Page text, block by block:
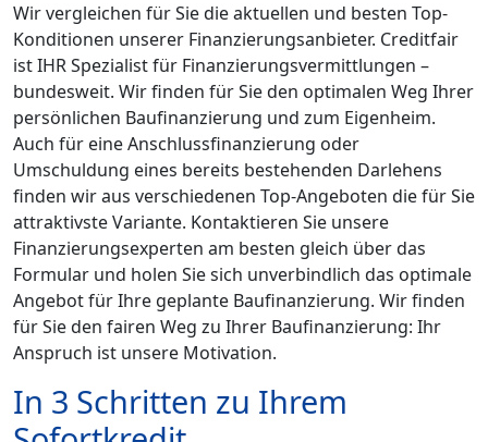
Wir vergleichen für Sie die aktuellen und besten Top-
Konditionen unserer Finanzierungsanbieter. Creditfair
ist IHR Spezialist für Finanzierungsvermittlungen –
bundesweit. Wir finden für Sie den optimalen Weg Ihrer
persönlichen Baufinanzierung und zum Eigenheim.
Auch für eine Anschlussfinanzierung oder
Umschuldung eines bereits bestehenden Darlehens
finden wir aus verschiedenen Top-Angeboten die für Sie
attraktivste Variante. Kontaktieren Sie unsere
Finanzierungsexperten am besten gleich über das
Formular und holen Sie sich unverbindlich das optimale
Angebot für Ihre geplante Baufinanzierung. Wir finden
für Sie den fairen Weg zu Ihrer Baufinanzierung: Ihr
Anspruch ist unsere Motivation.
In 3 Schritten zu Ihrem